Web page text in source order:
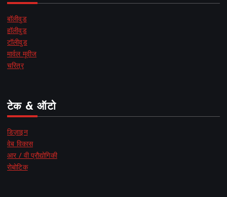
बॉलीवुड
हॉलीवुड
टॉलीवुड
मार्वल मूवीज
चरित्र
टेक & ऑटो
डिज़ाइन
वेब विकास
आर / वी प्रौद्योगिकी
रोबोटिक